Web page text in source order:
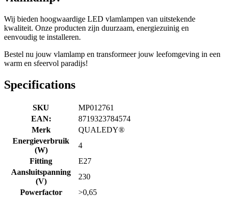
Wij bieden hoogwaardige LED vlamlampen van uitstekende
kwaliteit. Onze producten zijn duurzaam, energiezuinig en
eenvoudig te installeren.
Bestel nu jouw vlamlamp en transformeer jouw leefomgeving in een
warm en sfeervol paradijs!
Specifications
SKU
MP012761
EAN:
8719323784574
Merk
QUALEDY®
Energieverbruik
(W)
4
Fitting
E27
Aansluitspanning
(V)
230
Powerfactor
>0,65